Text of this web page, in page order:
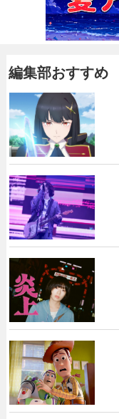
編集部おすすめ